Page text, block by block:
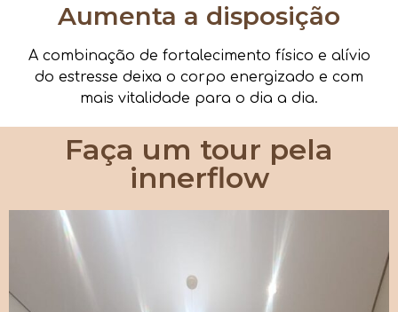
Aumenta a disposição
A combinação de fortalecimento físico e alívio
do estresse deixa o corpo energizado e com
mais vitalidade para o dia a dia.
Faça um tour pela
innerflow